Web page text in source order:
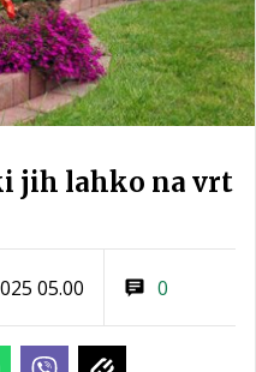
jih lahko na vrt
05.00 0